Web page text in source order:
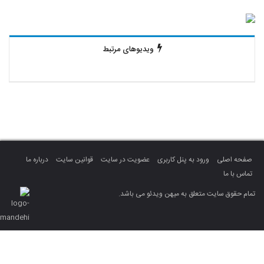
ویدیوهای مرتبط
صفحه اصلی ورود به پنل کاربری عضویت در سایت قوانین سایت
درباره ما
تماس با ما
تمام حقوق سایت متعلق به میهن ویدئو می باشد.